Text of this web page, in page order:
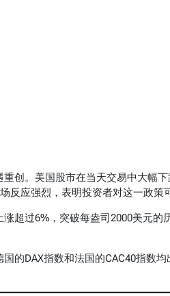
创。美国股市在当天交易中大幅
反应强烈，表明投资者对这一政策
超过6%，突破每盎司2000美元
的DAX指数和法国的CAC40指数